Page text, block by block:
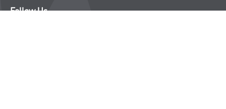
Follow Us